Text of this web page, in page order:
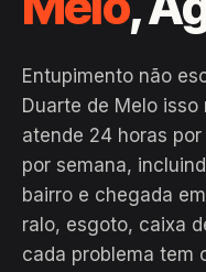
Entupimento não
Duarte de Melo
atende 24 horas por
por semana,
bairro e chegada
ralo, esgoto, caixa
cada problema tem